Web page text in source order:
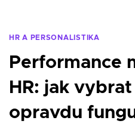
HR A PERSONALISTIKA
Performance
HR: jak
opravdu